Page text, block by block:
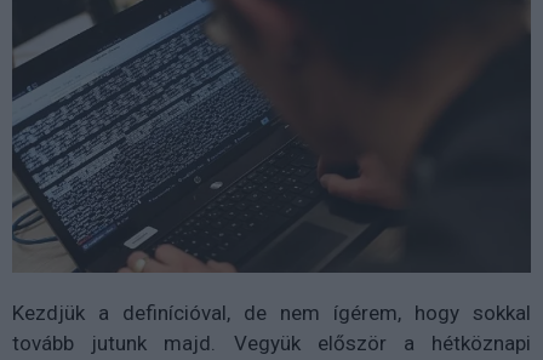
Kezdjük a definícióval, de nem ígérem, hogy sokkal
tovább jutunk majd. Vegyük először a hétköznapi